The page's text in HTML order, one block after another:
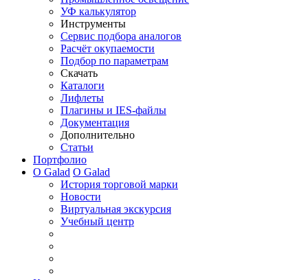
УФ калькулятор
Инструменты
Сервис подбора аналогов
Расчёт окупаемости
Подбор по параметрам
Скачать
Каталоги
Лифлеты
Плагины и IES-файлы
Документация
Дополнительно
Статьи
Портфолио
О Galad О Galad
История торговой марки
Новости
Виртуальная экскурсия
Учебный центр